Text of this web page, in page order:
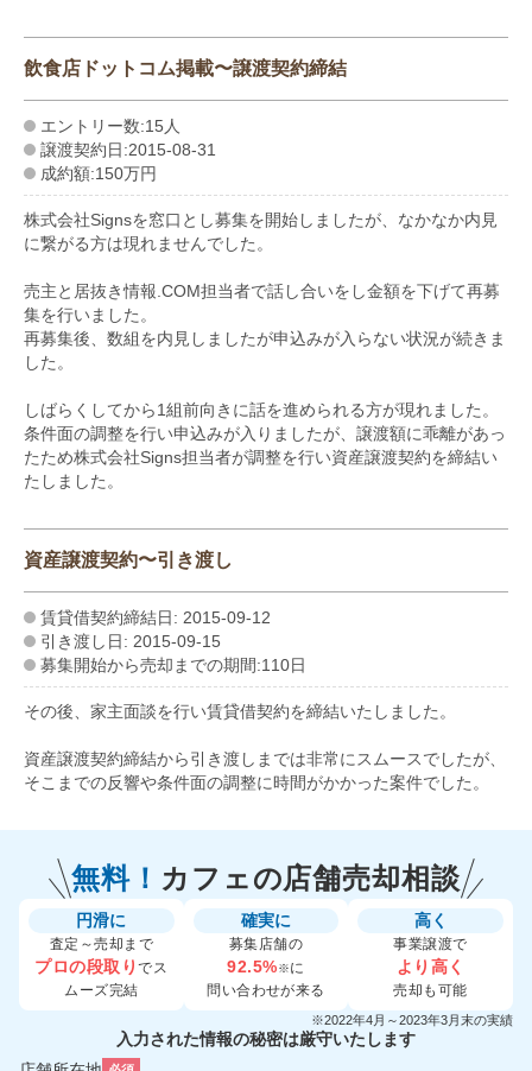
飲食店ドットコム掲載〜譲渡契約締結
エントリー数:15人
譲渡契約日:2015-08-31
成約額:150万円
株式会社Signsを窓口とし募集を開始しましたが、なかなか内見
に繋がる方は現れませんでした。
売主と居抜き情報.COM担当者で話し合いをし金額を下げて再募
集を行いました。
再募集後、数組を内見しましたが申込みが入らない状況が続きま
した。
しばらくしてから1組前向きに話を進められる方が現れました。
条件面の調整を行い申込みが入りましたが、譲渡額に乖離があっ
たため株式会社Signs担当者が調整を行い資産譲渡契約を締結い
たしました。
資産譲渡契約〜引き渡し
賃貸借契約締結日: 2015-09-12
引き渡し日: 2015-09-15
募集開始から売却までの期間:110日
その後、家主面談を行い賃貸借契約を締結いたしました。
資産譲渡契約締結から引き渡しまでは非常にスムースでしたが、
そこまでの反響や条件面の調整に時間がかかった案件でした。
無料！ カフェの店舗売却相談
円滑に
査定～売却まで
プロの段取りでス
ムーズ完結
確実に
募集店舗の
92.5%※に
問い合わせが来る
高く
事業譲渡で
より高く
売却も可能
※2022年4月～2023年3月末の実績
入力された情報の秘密は厳守いたします